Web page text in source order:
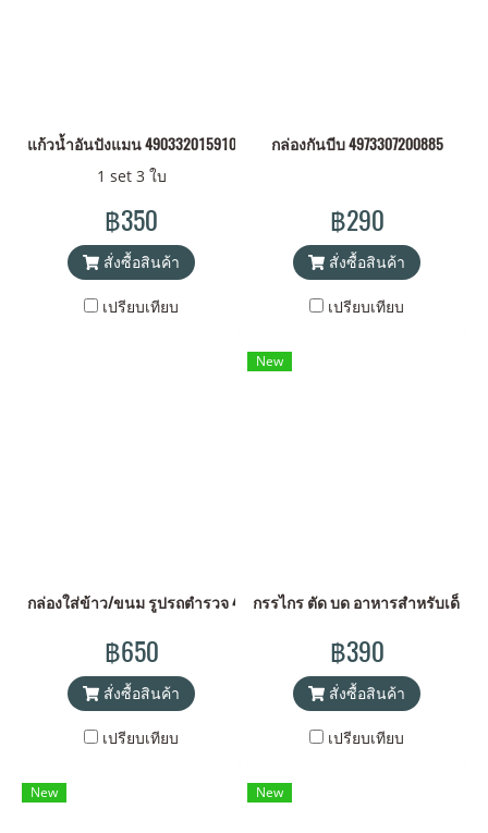
แก้วน้ำอันปังแมน 4903320159105
1 set 3 ใบ
฿350
สั่งซื้อสินค้า
เปรียบเทียบ
กล่องกันบีบ 4973307200885
฿290
สั่งซื้อสินค้า
เปรียบเทียบ
กล่องใส่ข้าว/ขนม รูปรถตำรวจ 4973307182921
฿650
สั่งซื้อสินค้า
เปรียบเทียบ
New
กรรไกร ตัด บด อาหารสำหรับเด็ก –
฿390
สั่งซื้อสินค้า
เปรียบเทียบ
New New